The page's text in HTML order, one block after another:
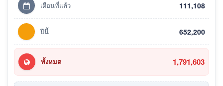
เดือนที่แล้ว 111,108
ปีนี้ 652,200
ทั้งหมด 1,791,603